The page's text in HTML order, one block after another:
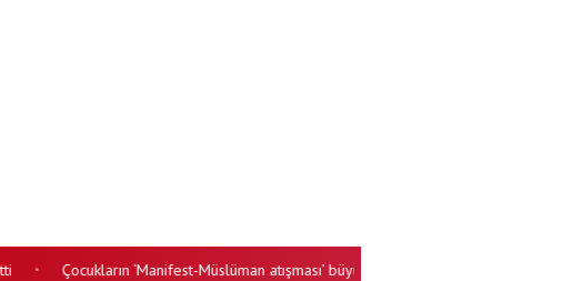
Çocukların ‘Manifest-Müslüman atışması’ büyük ilgi gördü: Alkışa göre değil,